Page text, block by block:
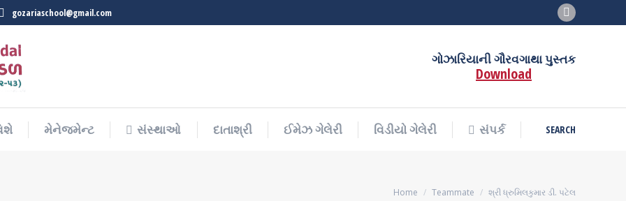
gozariaschool@gmail.com
Facebook
opens
window
ગોઝારિયાની ગૌરવગાથા પુસ્તક
Download
મેનેજમેન્ટ સંસ્થાઓ દાતાશ્રી ઈમેઝ ગેલેરી વિડીયો ગેલેરી સંપર્ક Search:
SEARCH
You are here:
Home Teammate શ્રી ધ્રુમિલકુમાર ડી. પટેલ
મેનેજમેન્ટ સંસ્થાઓ દાતાશ્રી ઈમેઝ ગેલેરી વિડીયો ગેલેરી સંપર્ક Search:
SEARCH